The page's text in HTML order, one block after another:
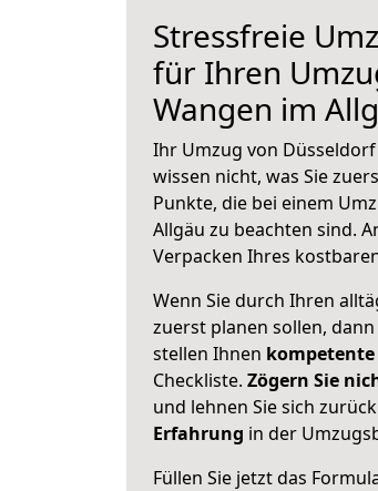
Stressfreie
für Ihren
Wangen im
Ihr Umzug von
wissen nicht, was Sie
Punkte, die bei einem
Allgäu zu beachten sind.
Verpacken Ihres
Wenn Sie durch Ihren
zuerst planen sollen,
stellen Ihnen
Checkliste. Zögern Sie
und lehnen Sie sich
Erfahrung in der
Füllen Sie jetzt das